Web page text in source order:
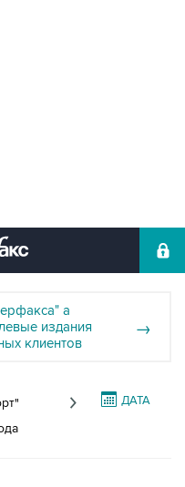
а
издания
клиентов
→
ДАТА